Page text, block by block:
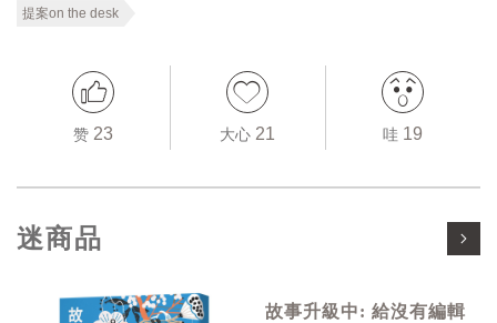
提案on the desk
赞 23 大心 21 哇 19
迷商品
故事升級中: 給沒有編輯